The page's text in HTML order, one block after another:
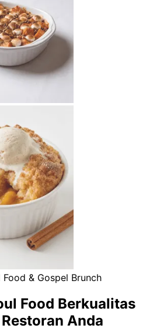
& Gospel Brunch
Food Berkualitas
Anda